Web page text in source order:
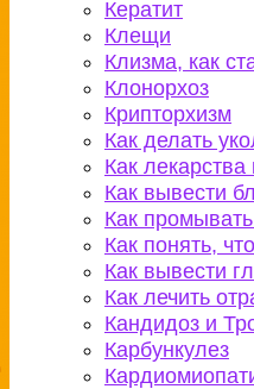
Кератит
Клещи
Клизма, как
Клонорхоз
Крипторхизм
Как делать
Как
Как вывести
Как
Как понять,
Как вывести
Как лечить
Кандидоз и
Карбункулез